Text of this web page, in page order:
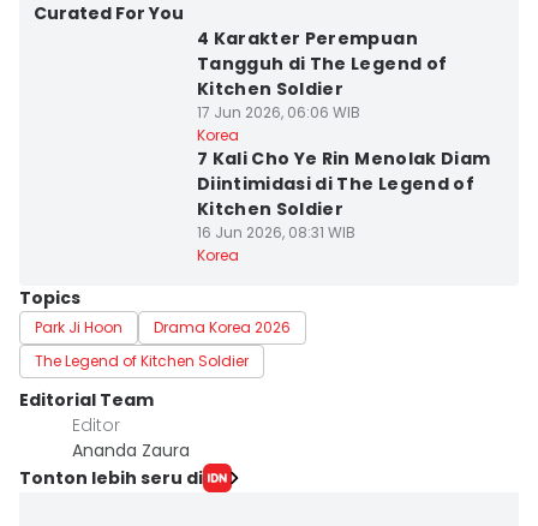
Curated For You
4 Karakter Perempuan
Tangguh di The Legend of
Kitchen Soldier
17 Jun 2026, 06:06 WIB
Korea
7 Kali Cho Ye Rin Menolak Diam
Diintimidasi di The Legend of
Kitchen Soldier
16 Jun 2026, 08:31 WIB
Korea
Topics
Park Ji Hoon
Drama Korea 2026
The Legend of Kitchen Soldier
Editorial Team
Editor
Ananda Zaura
Tonton lebih seru di